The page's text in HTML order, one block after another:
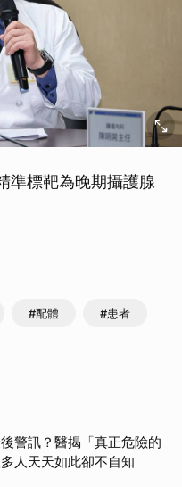
準標靶為晚期攝護腺
#配體 #患者
警訊？醫揭「真正危險的
人天天如此卻不自知